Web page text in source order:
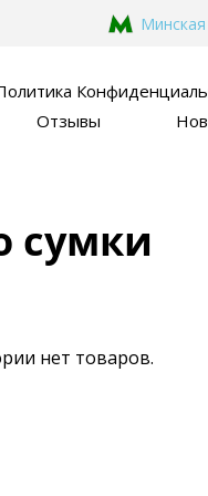
Минская
Отзывы
сумки
нет товаров.